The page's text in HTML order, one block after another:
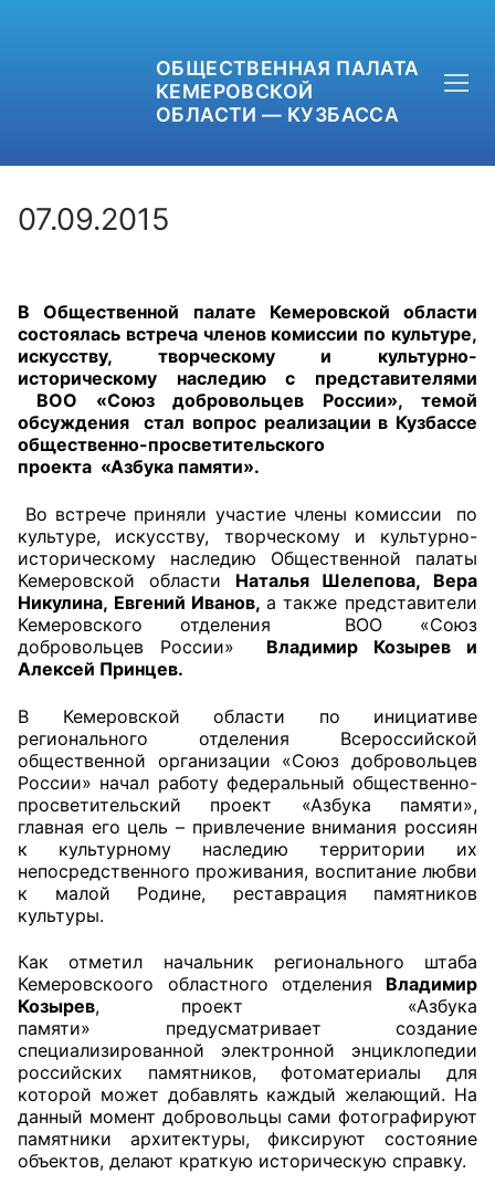
ОБЩЕСТВЕННАЯ ПАЛАТА
КЕМЕРОВСКОЙ
ОБЛАСТИ — КУЗБАССА
OPKO42@BK.RU
ОБРАТНАЯ СВЯЗЬ
Главная
Общественные советы
Общественные советы при территориальных
органах федеральных органов
Общественные советы по проведению
независимой оценки качества условий
оказания услуг
О Палате
Структура Палаты
Экспертный совет ОП КО
Совет ОП КО
Общественный штаб
Члены ОП КО
07.09.2015
В Общественной палате Кемеровской области
состоялась встреча членов комиссии по культуре,
искусству, творческому и культурно-
историческому наследию с представителями
ВОО «Союз добровольцев России», темой
обсуждения стал вопрос реализации в Кузбассе
общественно-просветительского
проекта «Азбука памяти».
Во встрече приняли участие члены комиссии
по
культуре, искусству, творческому и культурно-
историческому наследию Общественной палаты
Кемеровской области Наталья Шелепова, Вера
Никулина, Евгений Иванов, а также представители
Кемеровского отделения
ВОО «Союз
добровольцев России»
Владимир Козырев и
Алексей Принцев.
В Кемеровской области по инициативе
регионального отделения Всероссийской
общественной организации «Союз добровольцев
России» начал работу федеральный общественно-
просветительский проект «Азбука памяти»,
главная его цель – привлечение внимания россиян
к культурному наследию территории их
непосредственного проживания, воспитание любви
к малой Родине, реставрация памятников
культуры.
Как отметил начальник регионального штаба
Кемеровскоого областного отделения Владимир
Козырев, проект
«Азбука
памяти» предусматривает создание
специализированной электронной энциклопедии
российских памятников, фотоматериалы для
которой может добавлять каждый желающий. На
данный момент добровольцы сами фотографируют
памятники архитектуры, фиксируют состояние
объектов, делают краткую историческую справку.